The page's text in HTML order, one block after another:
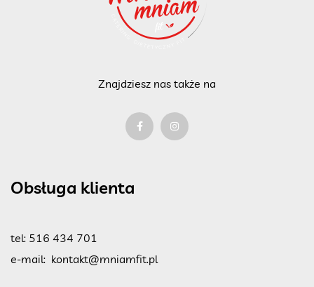
Znajdziesz nas także na
Obsługa klienta
tel: 516 434 701
e-mail: kontakt@mniamfit.pl